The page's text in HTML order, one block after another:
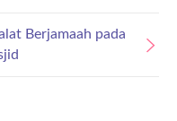
Berjamaah pada